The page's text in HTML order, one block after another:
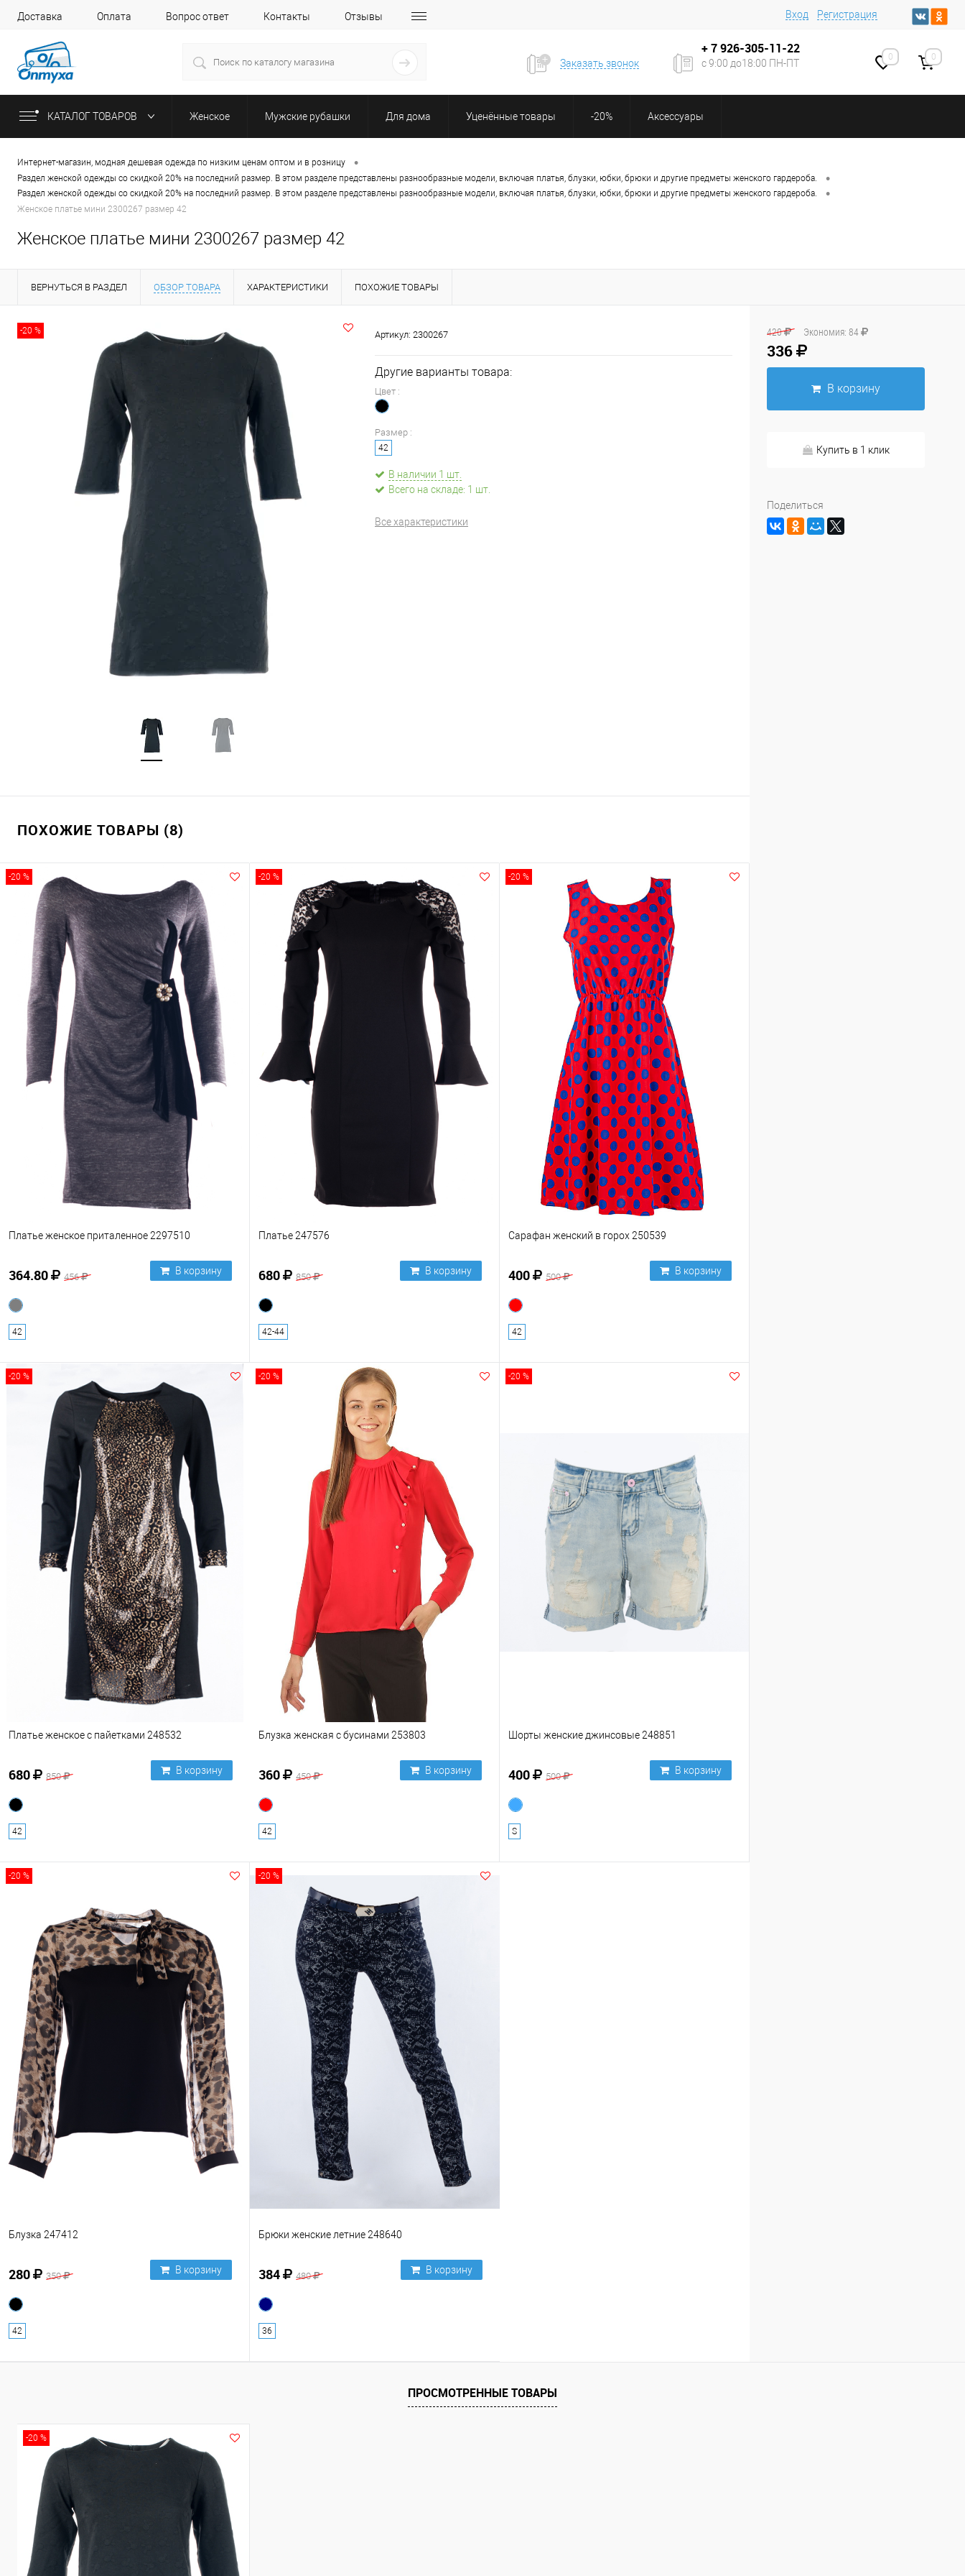
Доставка Оплата Вопрос ответ Контакты Отзывы Вход Регистрация
Заказать звонок
+ 7926-305-11-22
с 9:00 до18:00 ПН-ПТ
0 0
КАТАЛОГ ТОВАРОВ Женское Мужские рубашки Для дома Уценённые товары -20% Аксессуары
Интернет-магазин, модная дешевая одежда по низким ценам оптом и в розницу •
Раздел женской одежды со скидкой 20% на последний размер. В этом разделе представлены разнообразные модели, включая платья, блузки, юбки, брюки и другие предметы женского гардероба. •
Раздел женской одежды со скидкой 20% на последний размер. В этом разделе представлены разнообразные модели, включая платья, блузки, юбки, брюки и другие предметы женского гардероба. •
Женское платье мини 2300267 размер 42
Женское платье мини 2300267 размер 42
ВЕРНУТЬСЯ В РАЗДЕЛ ОБЗОР ТОВАРА ХАРАКТЕРИСТИКИ ПОХОЖИЕ ТОВАРЫ
-20 % Артикул: 2300267
Другие варианты товара:
Цвет :
Размер :
42
В наличии 1 шт.
Всего на складе: 1 шт.
Все характеристики
ПОХОЖИЕ ТОВАРЫ (8)
-20 %
Платье женское приталенное 2297510
364.80 456
В корзину
42
-20 %
Платье 247576
680 850
В корзину
42-44
-20 %
Сарафан женский в горох 250539
400 500
В корзину
42
-20 %
Платье женское с пайетками 248532
680 850
В корзину
42
-20 %
Блузка женская с бусинами 253803
360 450
В корзину
42
-20 %
Шорты женские джинсовые 248851
400 500
В корзину
S
-20 %
Блузка 247412
280 350
В корзину
42
-20 %
Брюки женские летние 248640
384 480
В корзину
36
420 Экономия: 84
336
В корзину
Купить в 1 клик
Поделиться
ПРОСМОТРЕННЫЕ ТОВАРЫ
-20 %